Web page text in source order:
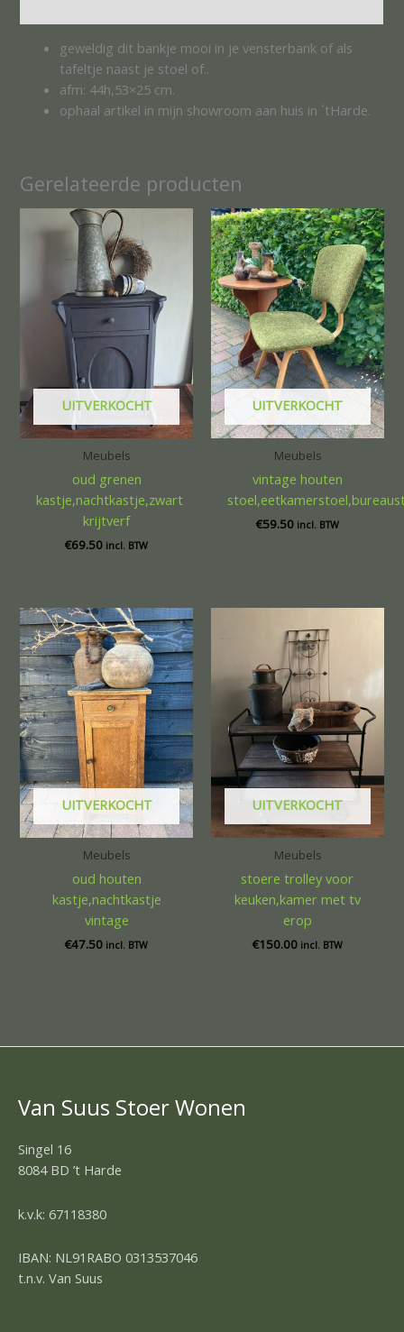
geweldig dit bankje mooi in je vensterbank of als
tafeltje naast je stoel of..
afm: 44h,53×25 cm.
ophaal artikel in mijn showroom aan huis in ´tHarde.
Gerelateerde producten
UITVERKOCHT
Meubels
oud grenen
kastje,nachtkastje,zwart
krijtverf
€69.50 incl. BTW
UITVERKOCHT
Meubels
vintage houten
€59.50 incl. BTW
UITVERKOCHT
Meubels
oud houten
kastje,nachtkastje
vintage
€47.50 incl. BTW
UITVERKOCHT
Meubels
stoere trolley voor
keuken,kamer met tv
erop
€150.00 incl. BTW
Van Suus Stoer Wonen
Singel 16
8084 BD ’t Harde
k.v.k: 67118380
IBAN: NL91RABO 0313537046
t.n.v. Van Suus